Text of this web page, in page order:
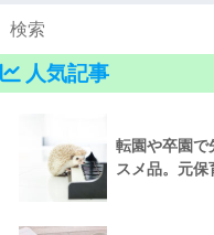
人気記事
転園や卒園で
スメ品。元保